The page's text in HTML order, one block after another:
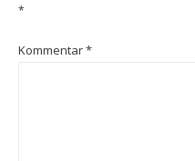
*
Kommentar*